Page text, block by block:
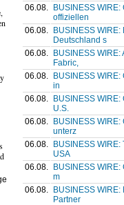
06.08.
BUSINESS
offiziellen
06.08.
BUSINESS WIRE:
Deutschland s
06.08.
BUSINESS
Fabric,
06.08.
BUSINESS
in
06.08.
BUSINESS
U.S.
06.08.
BUSINESS
unterz
06.08.
BUSINESS
USA
06.08.
BUSINESS
m
06.08.
BUSINESS
Partner